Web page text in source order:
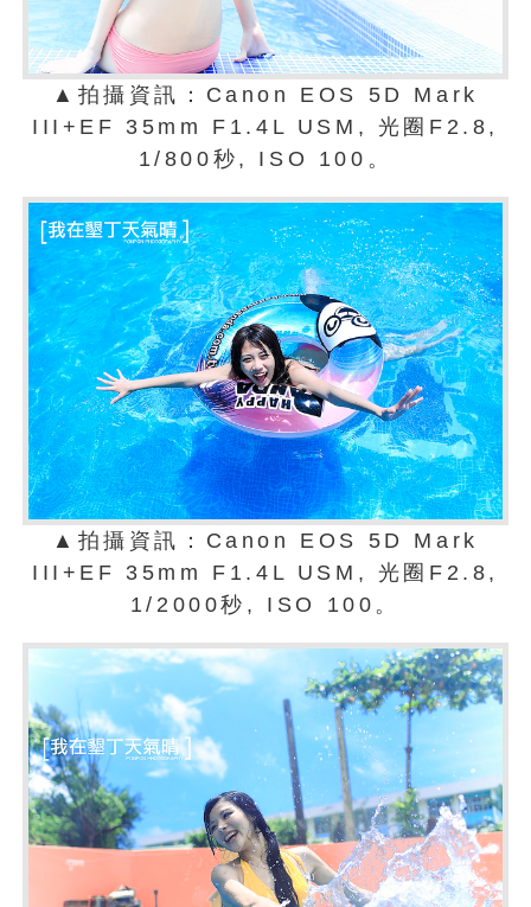
▲拍攝資訊：Canon EOS 5D Mark
III+EF 35mm F1.4L USM, 光圈F2.8,
1/800秒, ISO 100。
▲拍攝資訊：Canon EOS 5D Mark
III+EF 35mm F1.4L USM, 光圈F2.8,
1/2000秒, ISO 100。